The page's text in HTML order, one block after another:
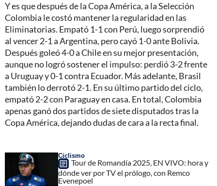
Y es que después de la Copa América, a la Selección
Colombia le costó mantener la regularidad en las
Eliminatorias. Empató 1-1 con Perú, luego sorprendió
al vencer 2-1 a Argentina, pero cayó 1-0 ante Bolivia.
Después goleó 4-0 a Chile en su mejor presentación,
aunque no logró sostener el impulso: perdió 3-2 frente
a Uruguay y 0-1 contra Ecuador. Más adelante, Brasil
también lo derrotó 2-1. En su último partido del ciclo,
empató 2-2 con Paraguay en casa. En total, Colombia
apenas ganó dos partidos de siete disputados tras la
Copa América, dejando dudas de cara a la recta final.
Ciclismo
Tour de Romandía 2025, EN VIVO: hora y
dónde ver por TV el prólogo, con Remco
Evenepoel